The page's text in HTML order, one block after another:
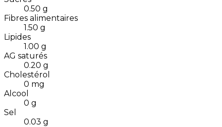
0.50 g
Fibres alimentaires
1.50 g
Lipides
1.00 g
AG saturés
0.20 g
Cholestérol
0 mg
Alcool
0 g
Sel
0.03 g